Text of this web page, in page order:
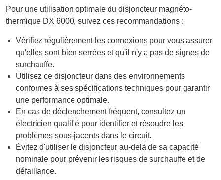
Pour une utilisation optimale du disjoncteur magnéto-
thermique DX 6000, suivez ces recommandations :
Vérifiez régulièrement les connexions pour vous assurer
qu'elles sont bien serrées et qu'il n'y a pas de signes de
surchauffe.
Utilisez ce disjoncteur dans des environnements
conformes à ses spécifications techniques pour garantir
une performance optimale.
En cas de déclenchement fréquent, consultez un
électricien qualifié pour identifier et résoudre les
problèmes sous-jacents dans le circuit.
Évitez d'utiliser le disjoncteur au-delà de sa capacité
nominale pour prévenir les risques de surchauffe et de
défaillance.